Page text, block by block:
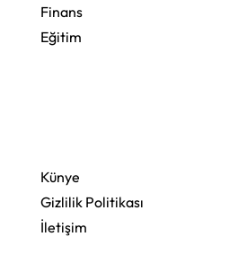
Finans
Eğitim
Künye
Gizlilik Politikası
İletişim